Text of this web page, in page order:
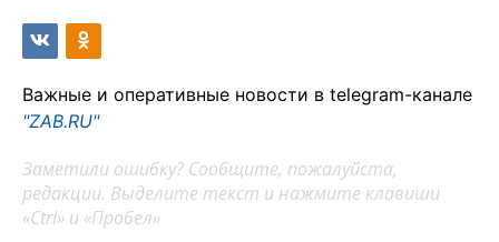
Важные и оперативные новости в telegram-канале
"ZAB.RU"
Заметили ошибку? Сообщите, пожалуйста,
редакции. Выделите текст и нажмите клавиши
«Ctrl» и «Пробел»